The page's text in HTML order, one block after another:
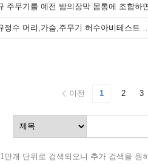
주무기를 예전 밤의장막 몸통에 조합하면 좋을
수 머리,가슴,주무기 허수아비테스트 성물,연전용
이전 1 2 3
만개 단위로 검색되오니 추가 검색을 원